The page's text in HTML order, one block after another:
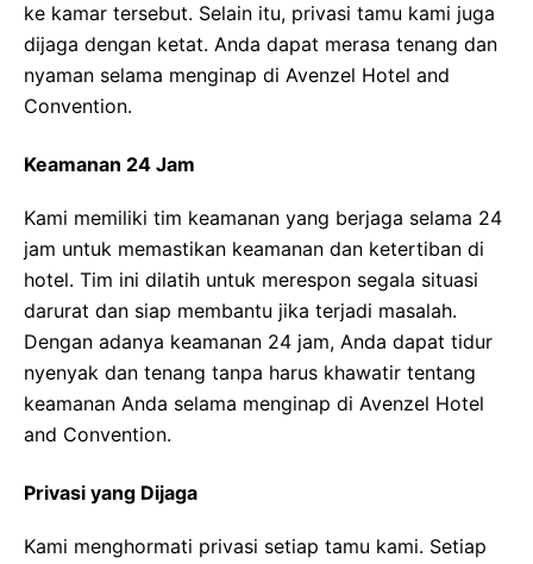
ke kamar tersebut. Selain itu, privasi tamu kami juga
dijaga dengan ketat. Anda dapat merasa tenang dan
nyaman selama menginap di Avenzel Hotel and
Convention.
Keamanan 24 Jam
Kami memiliki tim keamanan yang berjaga selama 24
jam untuk memastikan keamanan dan ketertiban di
hotel. Tim ini dilatih untuk merespon segala situasi
darurat dan siap membantu jika terjadi masalah.
Dengan adanya keamanan 24 jam, Anda dapat tidur
nyenyak dan tenang tanpa harus khawatir tentang
keamanan Anda selama menginap di Avenzel Hotel
and Convention.
Privasi yang Dijaga
Kami menghormati privasi setiap tamu kami. Setiap